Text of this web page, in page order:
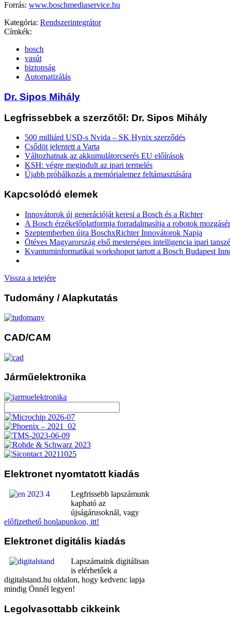
Forrás: www.boschmediaservice.hu
Kategória: Rendszerintegrátor
Címkék:
bosch
vasút
biztonság
Automatizálás
Dr. Sipos Mihály
Legfrissebbek a szerzőtől: Dr. Sipos Mihály
500 milliárd USD-s Nvida – SK Hynix szerződés
Csődöt jelentett a Varta
Változhatnak az akkumulátorcserés EU előírások
KSH: végre megindult az ipari termelés
Újabb próbálkozás a memórialemez feltámasztására
Kapcsolódó elemek
Innovátorok új generációját keresi a Bosch és a Richter
A Bosch érzékelőplatformja forradalmasítja a robotok
Szeptemberben újra BoschxRichter Innovátorok Napja
Ötéves Magyarország első mesterséges intelligencia ipari
Kvantuminformatikai workshopot tartott a Bosch Budapest
Vissza a tetejére
Tudomány / Alapkutatás
CAD/CAM
Járműelektronika
Elektronet nyomtatott kiadás
Legfrissebb lapszámunk
kapható az
újságárusoknál, vagy
előfizethető honlapunkon, itt!
Elektronet digitális kiadás
Lapszámaink digitálisan
is elérhetőek a
digitalstand.hu oldalon, hogy kedvenc lapja
mindig Önnél legyen!
Legolvasottabb cikkeink